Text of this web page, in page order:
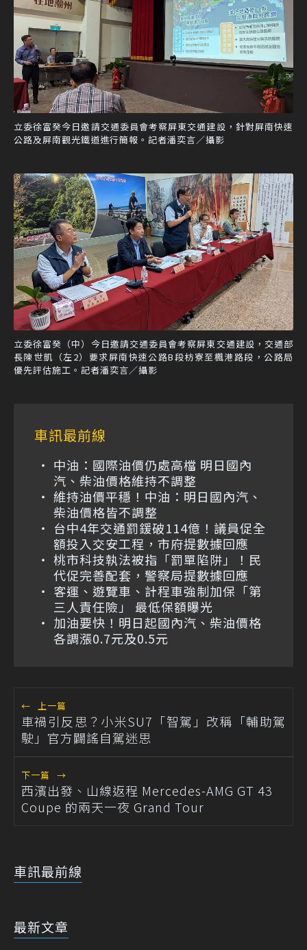
立委徐富癸今日邀請交通委員會考察屏東交通建設，針對屏南快速
公路及屏南觀光鐵道進行簡報。記者潘奕言／攝影
立委徐富癸（中）今日邀請交通委員會考察屏東交通建設，交通部
長陳世凱（左2）要求屏南快速公路B段枋寮至楓港路段，公路局
優先評估施工。記者潘奕言／攝影
車訊最前線
中油：國際油價仍處高檔 明日國內
汽、柴油價格維持不調整
維持油價平穩！中油：明日國內汽、
柴油價格皆不調整
台中4年交通罰鍰破114億！議員促全
額投入交安工程，市府提數據回應
桃市科技執法被指「罰單陷阱」！民
代促完善配套，警察局提數據回應
客運、遊覽車、計程車強制加保「第
三人責任險」 最低保額曝光
加油要快！明日起國內汽、柴油價格
各調漲0.7元及0.5元
← 上一篇
車禍引反思？小米SU7「智駕」改稱「輔助駕
駛」官方闢謠自駕迷思
下一篇 →
西濱出發、山線返程 Mercedes-AMG GT 43
Coupe 的兩天一夜 Grand Tour
車訊最前線
最新文章